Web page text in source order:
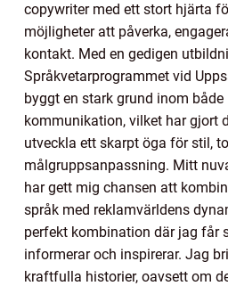
copywriter med ett stort hjärta
möjligheter att påverka,
kontakt. Med en gedigen
Språkvetarprogrammet vid
byggt en stark grund inom
kommunikation, vilket har gjort
utveckla ett skarpt öga för stil,
målgruppsanpassning. Mitt
har gett mig chansen att
språk med reklamvärldens
perfekt kombination där jag får
informerar och inspirerar. Jag
kraftfulla historier, oavsett om